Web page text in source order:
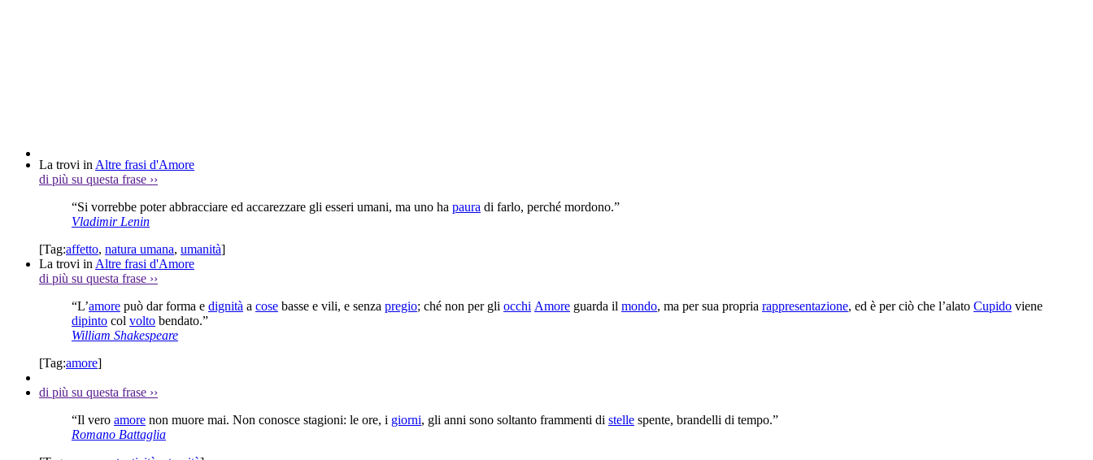
La trovi in Altre frasi d'Amore
di più su questa frase ››
“Si vorrebbe poter abbracciare ed accarezzare gli esseri umani, ma uno ha paura di farlo, perché mordono.”
Vladimir Lenin
[Tag:affetto, natura umana, umanità]
La trovi in Altre frasi d'Amore
di più su questa frase ››
“L’amore può dar forma e dignità a cose basse e vili, e senza pregio; ché non per gli occhi Amore guarda il mondo, ma per sua propria rappresentazione, ed è per ciò che l’alato Cupido viene
dipinto col volto bendato.”
William Shakespeare
[Tag:amore]
di più su questa frase ››
“Il vero amore non muore mai. Non conosce stagioni: le ore, i giorni, gli anni sono soltanto frammenti di stelle spente, brandelli di tempo.”
Romano Battaglia